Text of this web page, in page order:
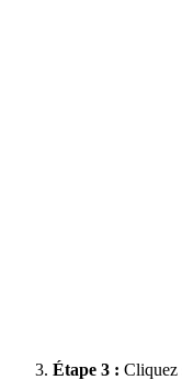
Étape 3 : Cliquez